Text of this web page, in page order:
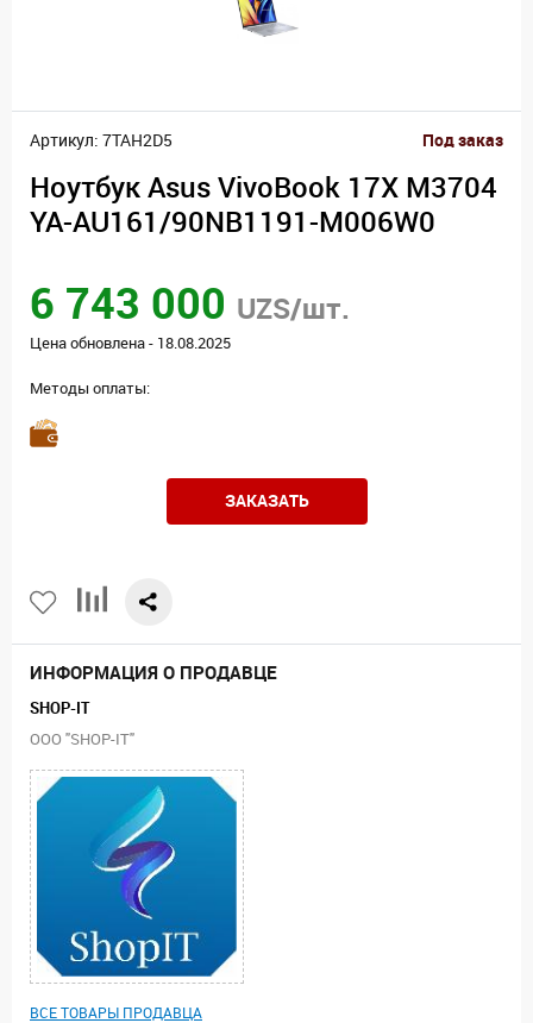
Артикул: 7TAH2D5 Под заказ
Ноутбук Asus VivoBook 17X M3704
YA-AU161/90NB1191-M006W0
6 743 000 UZS/шт.
Цена обновлена - 18.08.2025
Методы оплаты:
ЗАКАЗАТЬ
ИНФОРМАЦИЯ О ПРОДАВЦЕ
SHOP-IT
ООО "SHOP-IT"
ВСЕ ТОВАРЫ ПРОДАВЦА